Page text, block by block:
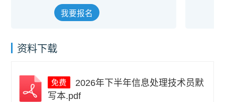
我要报名
资料下载
写本.pdf